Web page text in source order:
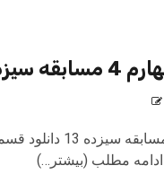
13
دانلود قسمت چهارم 4